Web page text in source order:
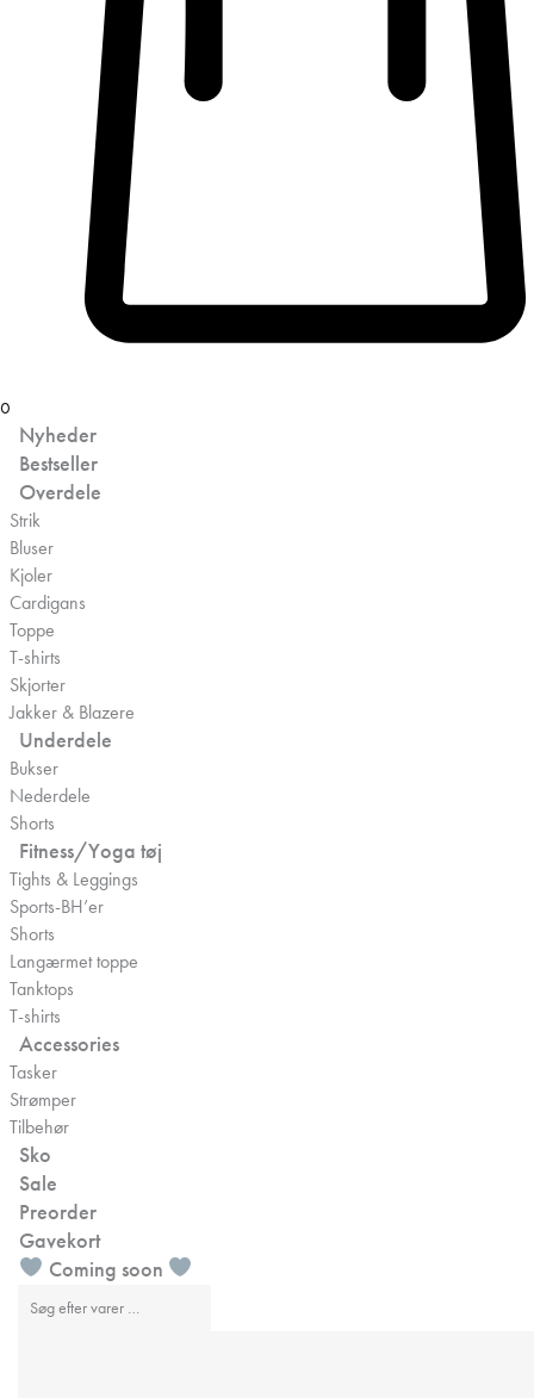
0
Nyheder
Bestseller
Overdele
Strik
Bluser
Kjoler
Cardigans
Toppe
T-shirts
Skjorter
Jakker & Blazere
Underdele
Bukser
Nederdele
Shorts
Fitness/Yoga tøj
Tights & Leggings
Sports-BH’er
Shorts
Langærmet toppe
Tanktops
T-shirts
Accessories
Tasker
Strømper
Tilbehør
Sko
Sale
Preorder
Gavekort
Coming soon